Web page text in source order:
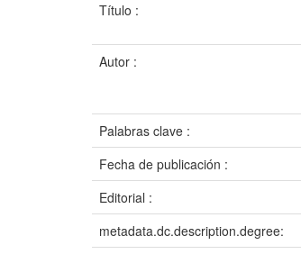
Título :
Autor :
Palabras clave :
Fecha de publicación :
Editorial :
metadata.dc.description.degree: